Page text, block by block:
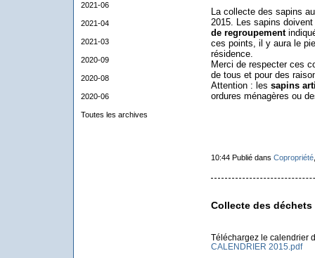
2021-06
2021-04
2021-03
2020-09
2020-08
2020-06
Toutes les archives
La collecte des sapins
2015. Les sapins
de regroupement
ces points, il y aura le
résidence.
Merci de respecter ces
de tous et pour des
Attention : les sapins
ordures ménagères ou
10:44 Publié dans Copropriété
Collecte des déchets
Téléchargez le calendrier
CALENDRIER 2015.pdf